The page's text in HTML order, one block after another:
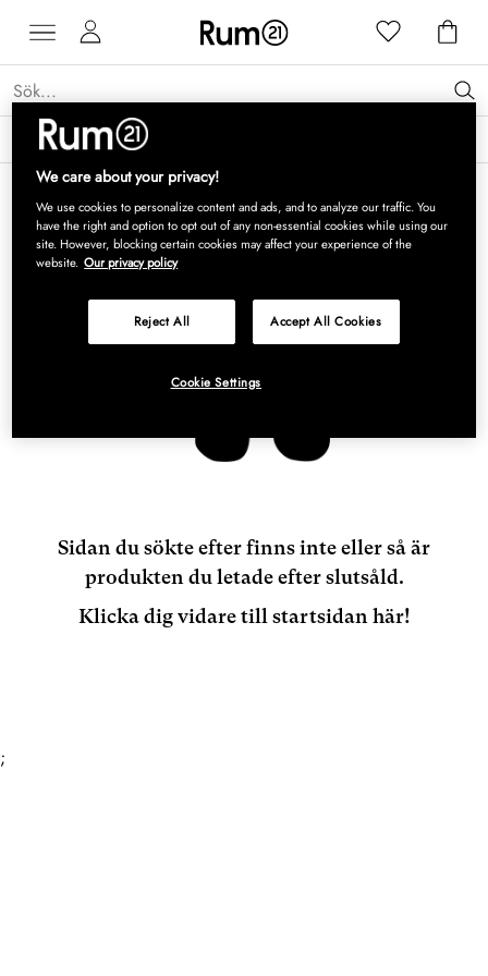
Få 15 % rabatt på Grythyttan Stålmöbler* →
Sidan du sökte efter finns inte eller så är
produkten du letade efter slutsåld.
Klicka dig vidare till startsidan här!
;
We care about your privacy!
We use cookies to personalize content and ads, and to analyze our traffic. You
have the right and option to opt out of any non-essential cookies while using our
site. However, blocking certain cookies may affect your experience of the
website. Our privacy policy
Reject All Accept All Cookies
Cookie Settings